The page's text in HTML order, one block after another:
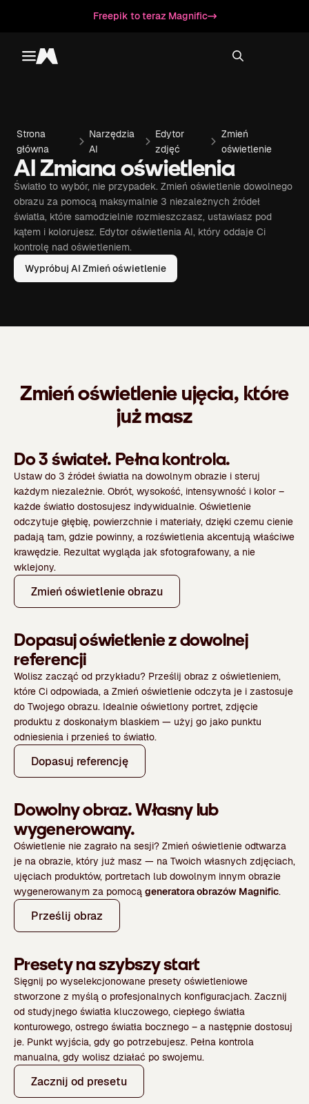
Freepik to teraz Magnific
Toggle menu
Magnific
Strona
główna
Narzędzia
AI
Edytor
zdjęć
Zmień
oświetlenie
AI Zmiana oświetlenia
Światło to wybór, nie przypadek. Zmień oświetlenie dowolnego
obrazu za pomocą maksymalnie 3 niezależnych źródeł
światła, które samodzielnie rozmieszczasz, ustawiasz pod
kątem i kolorujesz. Edytor oświetlenia AI, który oddaje Ci
kontrolę nad oświetleniem.
Wypróbuj AI Zmień oświetlenie
Zmień oświetlenie ujęcia, które
już masz
Do 3 świateł. Pełna kontrola.
Ustaw do 3 źródeł światła na dowolnym obrazie i steruj
każdym niezależnie. Obrót, wysokość, intensywność i kolor –
każde światło dostosujesz indywidualnie. Oświetlenie
odczytuje głębię, powierzchnie i materiały, dzięki czemu cienie
padają tam, gdzie powinny, a rozświetlenia akcentują właściwe
krawędzie. Rezultat wygląda jak sfotografowany, a nie
wklejony.
Zmień oświetlenie obrazu
Dopasuj oświetlenie z dowolnej
referencji
Wolisz zacząć od przykładu? Prześlij obraz z oświetleniem,
które Ci odpowiada, a Zmień oświetlenie odczyta je i zastosuje
do Twojego obrazu. Idealnie oświetlony portret, zdjęcie
produktu z doskonałym blaskiem — użyj go jako punktu
odniesienia i przenieś to światło.
Dopasuj referencję
Dowolny obraz. Własny lub
wygenerowany.
Oświetlenie nie zagrało na sesji? Zmień oświetlenie odtwarza
je na obrazie, który już masz — na Twoich własnych zdjęciach,
ujęciach produktów, portretach lub dowolnym innym obrazie
wygenerowanym za pomocą generatora obrazów Magnific.
Prześlij obraz
Presety na szybszy start
Sięgnij po wyselekcjonowane presety oświetleniowe
stworzone z myślą o profesjonalnych konfiguracjach. Zacznij
od studyjnego światła kluczowego, ciepłego światła
konturowego, ostrego światła bocznego – a następnie dostosuj
je. Punkt wyjścia, gdy go potrzebujesz. Pełna kontrola
manualna, gdy wolisz działać po swojemu.
Zacznij od presetu